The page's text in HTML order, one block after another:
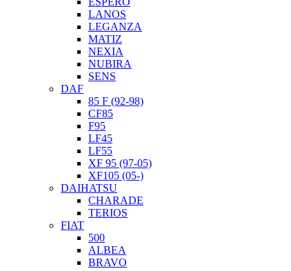
LANOS
LEGANZA
MATIZ
NEXIA
NUBIRA
SENS
DAF
85 F (92-98)
CF85
F95
LF45
LF55
XF 95 (97-05)
XF105 (05-)
DAIHATSU
CHARADE
TERIOS
FIAT
500
ALBEA
BRAVO